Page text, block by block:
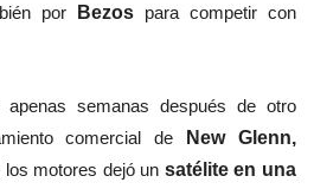
por Bezos para competir con
semanas después de otro
comercial de New Glenn,
motores dejó un satélite en una